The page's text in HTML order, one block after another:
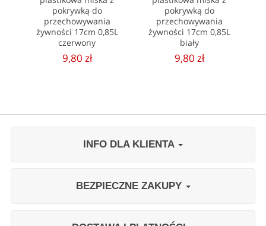
pokrywką do
przechowywania
żywności 17cm 0,85L
czerwony
9,80 zł
pokrywką do
przechowywania
żywności 17cm 0,85L
biały
9,80 zł
INFO DLA KLIENTA
BEZPIECZNE ZAKUPY